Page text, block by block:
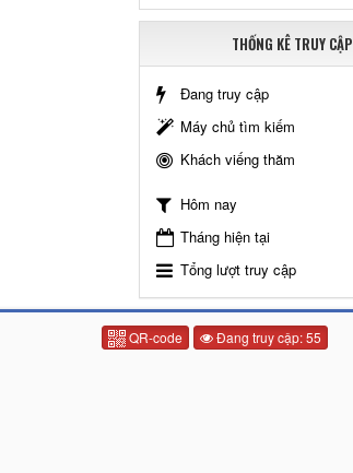
THỐNG KÊ TRUY CẬP
Đang truy cập
Máy chủ tìm kiếm
Khách viếng thăm
Hôm nay
Tháng hiện tại
Tổng lượt truy cập
QR-code Đang truy cập: 55